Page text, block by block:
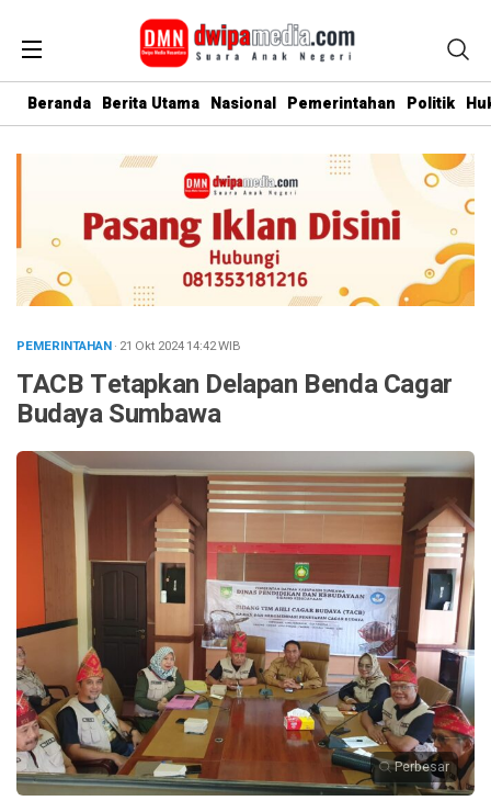
Beranda Berita Utama Nasional Pemerintahan Politik
PEMERINTAHAN· 21 Okt 202414:42WIB
TACB Tetapkan Delapan Benda Cagar
Budaya Sumbawa
Perbesar